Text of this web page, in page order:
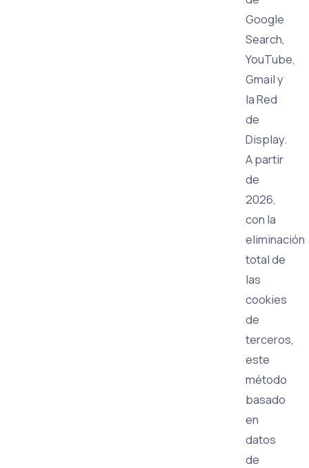
Google
Search,
YouTube,
Gmail y
la Red
de
Display.
A partir
de
2026,
con la
eliminación
total de
las
cookies
de
terceros,
este
método
basado
en
datos
de